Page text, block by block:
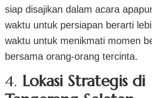
siap disajikan dalam acara
waktu untuk persiapan berarti
waktu untuk menikmati momen
bersama orang-orang tercinta.
4. Lokasi Strategis di